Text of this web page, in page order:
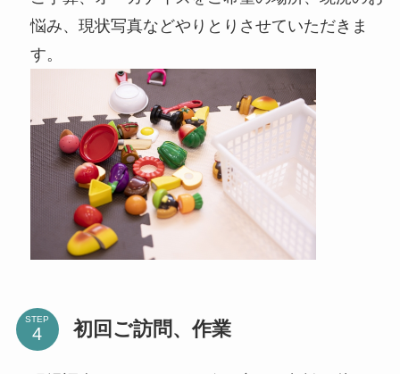
悩み、現状写真などやりとりさせていただきま
す。
STEP 初回ご訪問、作業